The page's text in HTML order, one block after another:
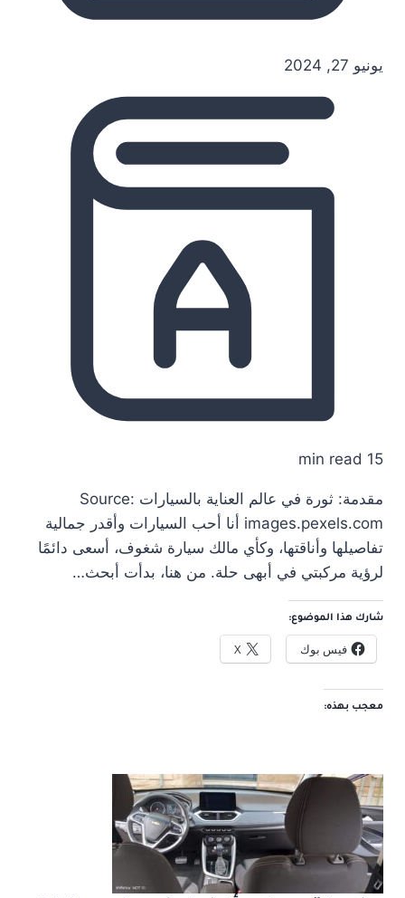
يونيو 27, 2024
15 min read
مقدمة: ثورة في عالم العناية بالسيارات Source:
images.pexels.com أنا أحب السيارات وأقدر جمالية
تفاصيلها وأناقتها، وكأي مالك سيارة شغوف، أسعى دائمًا
لرؤية مركبتي في أبهى حلة. من هنا، بدأت أبحث…
شارك هذا الموضوع:
فيس بوك X
معجب بهذه: